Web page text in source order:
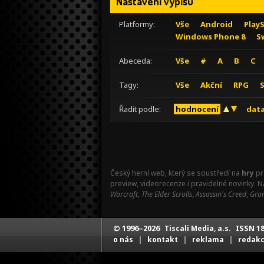
Platformy: Vše Android
Windows Phone 8
Abeceda: Vše # A B C
Tagy: Vše Akční RPG
Řadit podle: hodnocení
Český herní web, který se soustředí na hry
preview, videorecenze i pravidelné novinky.
Warcraft, The Elder Scrolls,Assassin's Creed,
© 1996–2026 Tiscali Media, a.s. ISSN
o nás | kontakt | reklama |